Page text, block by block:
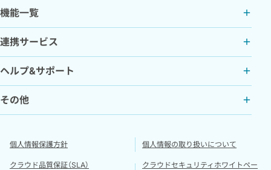
機能一覧
連携サービス
ヘルプ&サポート
その他
個人情報保護方針 個人情報の取り扱いについて
クラウド品質保証（SLA）
クラウドセキュリティホワイトペー